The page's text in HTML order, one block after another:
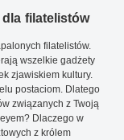
filatelistów
filatelistów.
wszelkie gadżety
zjawiskiem kultury.
postaciom. Dlatego
związanych z Twoją
Dlaczego w
z królem